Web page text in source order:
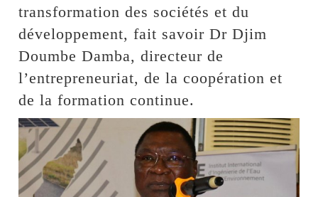
transformation des sociétés et du
développement, fait savoir Dr Djim
Doumbe Damba, directeur de
l’entrepreneuriat, de la coopération et
de la formation continue.